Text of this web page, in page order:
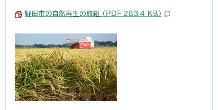
野田市の自然再生の取組 （PDF 283.4 KB）